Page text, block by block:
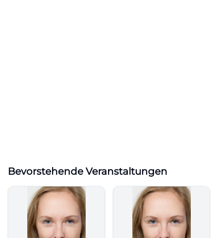
Bevorstehende Veranstaltungen